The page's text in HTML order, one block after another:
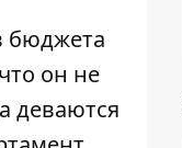
бюджета
он не
деваются